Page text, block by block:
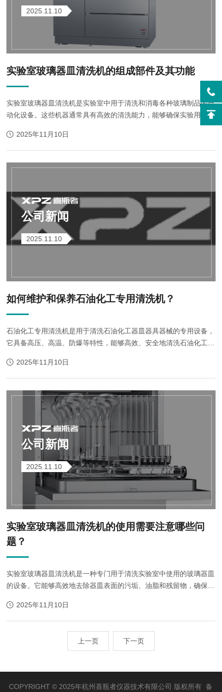
2025.11.10
实验室玻璃器皿清洗机的组成部件及其功能
实验室玻璃器皿清洗机是实验室中用于清洗和消毒各种玻璃制品的自
动化设备。这些机器通常具有高效的清洗能力，能够确保实验用具的
洁净度和无菌性，从而保障实验结果的准确性。以下是实验室玻璃器
皿清洗机的主要组成部...
2025年11月10日
公司新闻
2025.11.10
如何维护和保养石油化工专用清洗机？
石油化工专用清洗机是用于清洗石油化工器皿器具器械的专用设备，
它具备高压、高温、防爆等特性，能够高效、安全地清洗石油化工设
延长使用寿命至关重要...
2025年11月10日
公司新闻
2025.11.10
实验室玻璃器皿清洗机的使用需要注意哪些问
题？
实验室玻璃器皿清洗机是一种专门用于清洗实验室中使用的玻璃器皿
的设备。它能够高效地去除器皿表面的污垢、油脂和残留物，确保器
要注意以下几个问题...
2025年11月10日
上一页 下一页
COPYRIGHT © 2025年杭州喜瓶者仪器技术有限公司 版权所有 备